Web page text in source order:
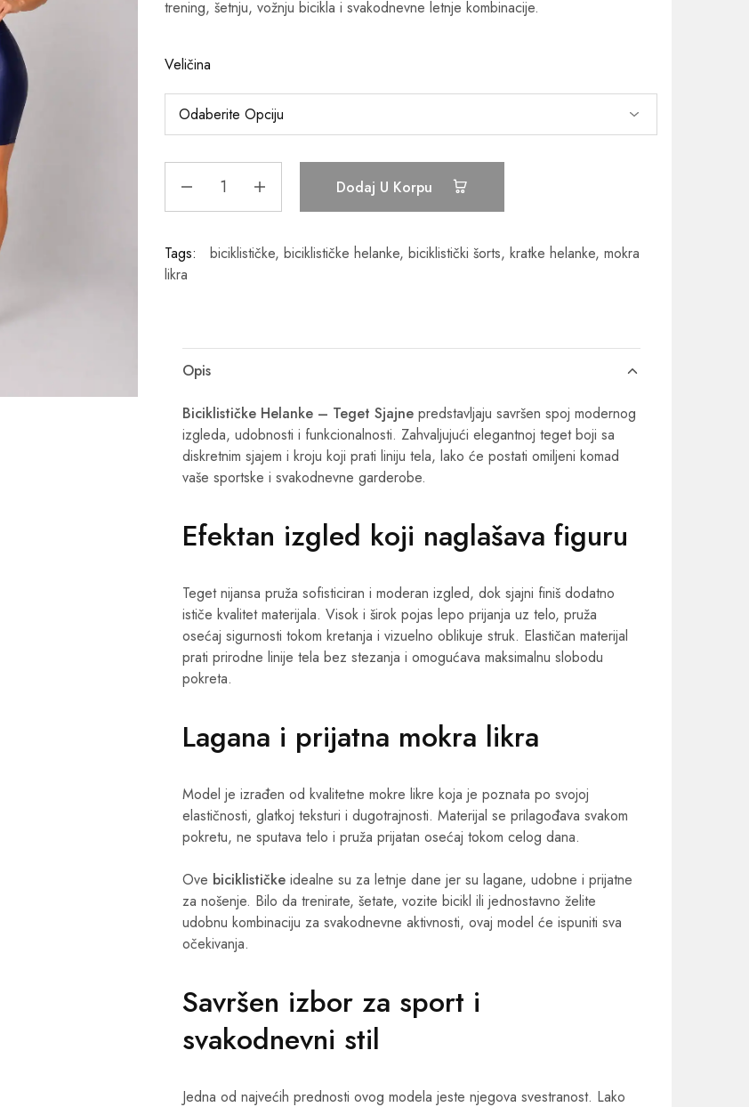
trening, šetnju, vožnju bicikla i svakodnevne letnje kombinacije.
Veličina
Dodaj U Korpu
Tags: biciklističke,biciklističke helanke,biciklistički šorts,kratke helanke,mokra
likra
Opis
Biciklističke Helanke – Teget Sjajne predstavljaju savršen spoj modernog
izgleda, udobnosti i funkcionalnosti. Zahvaljujući elegantnoj teget boji sa
diskretnim sjajem i kroju koji prati liniju tela, lako će postati omiljeni komad
vaše sportske i svakodnevne garderobe.
Efektan izgled koji naglašava figuru
Teget nijansa pruža sofisticiran i moderan izgled, dok sjajni finiš dodatno
ističe kvalitet materijala. Visok i širok pojas lepo prijanja uz telo, pruža
osećaj sigurnosti tokom kretanja i vizuelno oblikuje struk. Elastičan materijal
prati prirodne linije tela bez stezanja i omogućava maksimalnu slobodu
pokreta.
Lagana i prijatna mokra likra
Model je izrađen od kvalitetne mokre likre koja je poznata po svojoj
elastičnosti, glatkoj teksturi i dugotrajnosti. Materijal se prilagođava svakom
pokretu, ne sputava telo i pruža prijatan osećaj tokom celog dana.
Ove biciklističke idealne su za letnje dane jer su lagane, udobne i prijatne
za nošenje. Bilo da trenirate, šetate, vozite bicikl ili jednostavno želite
udobnu kombinaciju za svakodnevne aktivnosti, ovaj model će ispuniti sva
očekivanja.
Savršen izbor za sport i
svakodnevni stil
Jedna od najvećih prednosti ovog modela jeste njegova svestranost. Lako